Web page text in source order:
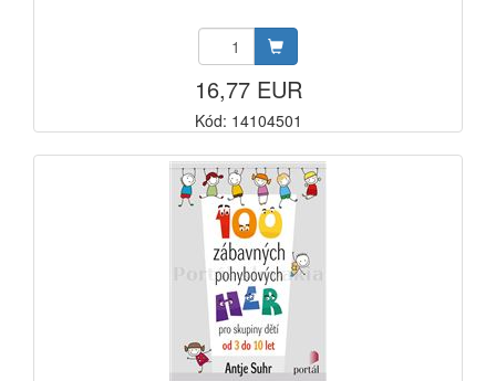
16,77 EUR
Kód: 14104501